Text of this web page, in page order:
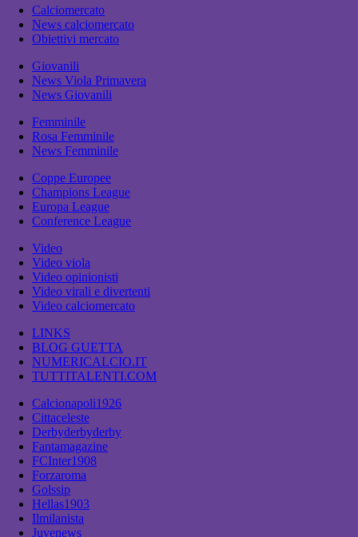
Calciomercato
News calciomercato
Obiettivi mercato
Giovanili
News Viola Primavera
News Giovanili
Femminile
Rosa Femminile
News Femminile
Coppe Europee
Champions League
Europa League
Conference League
Video
Video viola
Video opinionisti
Video virali e divertenti
Video calciomercato
LINKS
BLOG GUETTA
NUMERICALCIO.IT
TUTTITALENTI.COM
Calcionapoli1926
Cittaceleste
Derbyderbyderby
Fantamagazine
FCInter1908
Forzaroma
Golssip
Hellas1903
Ilmilanista
Juvenews